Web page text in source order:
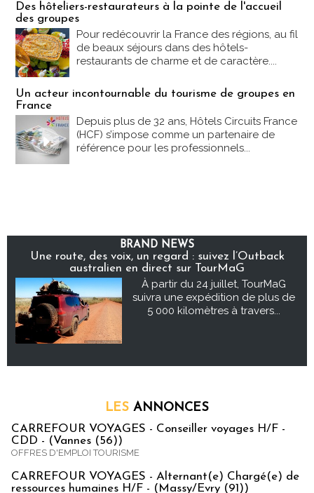
Des hôteliers-restaurateurs à la pointe de l'accueil
des groupes
Pour redécouvrir la France des régions, au fil
de beaux séjours dans des hôtels-
restaurants de charme et de caractère....
Un acteur incontournable du tourisme de groupes en
France
Depuis plus de 32 ans, Hôtels Circuits France
(HCF) s’impose comme un partenaire de
référence pour les professionnels...
BRAND NEWS
Une route, des voix, un regard : suivez l’Outback
australien en direct sur TourMaG
À partir du 24 juillet, TourMaG
suivra une expédition de plus de
5 000 kilomètres à travers...
LES ANNONCES
CARREFOUR VOYAGES - Conseiller voyages H/F -
CDD - (Vannes (56))
OFFRES D'EMPLOI TOURISME
CARREFOUR VOYAGES - Alternant(e) Chargé(e) de
ressources humaines H/F - (Massy/Evry (91))